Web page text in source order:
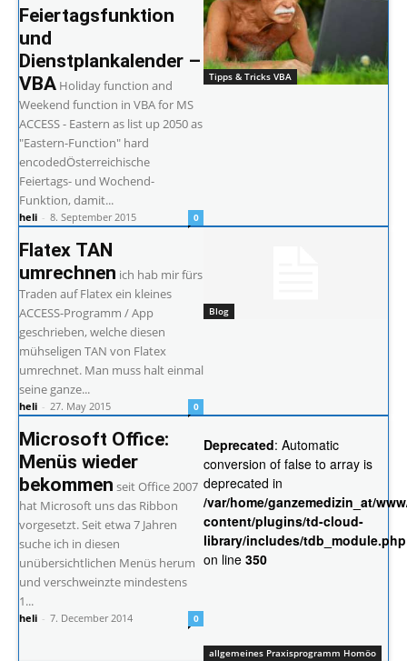
Tipps & Tricks VBA
Feiertagsfunktion
und
Dienstplankalender –
VBA Holiday function and
Weekend function in VBA for MS
ACCESS - Eastern as list up 2050 as
"Eastern-Function" hard
encodedÖsterreichische
Feiertags- und Wochend-
Funktion, damit...
heli - 8. September 2015 0
Blog
Flatex TAN
umrechnen ich hab mir fürs
Traden auf Flatex ein kleines
ACCESS-Programm / App
geschrieben, welche diesen
mühseligen TAN von Flatex
umrechnet. Man muss halt einmal
seine ganze...
heli - 27. May 2015 0
allgemeines Praxisprogramm Homöo
Deprecated: Automatic
conversion of false to array is
deprecated in
/var/home/ganzemedizin_at/
content/plugins/td-cloud-
library/includes/tdb_module.php
on line 350
Microsoft Office:
Menüs wieder
bekommen seit Office 2007
hat Microsoft uns das Ribbon
vorgesetzt. Seit etwa 7 Jahren
suche ich in diesen
unübersichtlichen Menüs herum
und verschweinzte mindestens
1...
heli - 7. December 2014 0